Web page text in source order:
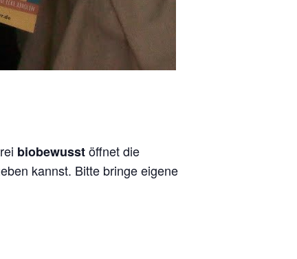
biobewusstöffnet die
kannst. Bitte bringe eigene